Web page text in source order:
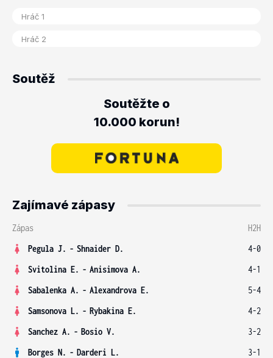
Soutěž
Soutěžte o
10.000 korun!
Zajímavé zápasy
Zápas
H2H
Pegula J. - Shnaider D.
4-0
Svitolina E. - Anisimova A.
4-1
Sabalenka A. - Alexandrova E.
5-4
Samsonova L. - Rybakina E.
4-2
Sanchez A. - Bosio V.
3-2
Borges N. - Darderi L. 3-1